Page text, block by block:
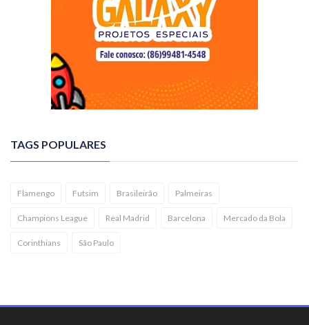
TAGS POPULARES
Flamengo Futsim Brasileirão Palmeiras
Champions League Real Madrid Barcelona Mercado da Bola
Corinthians São Paulo